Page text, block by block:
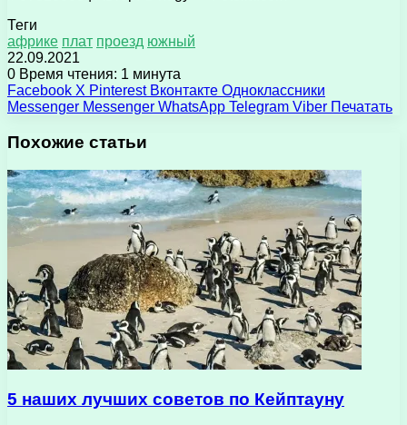
Теги
африке плат проезд южный
22.09.2021
0 Время чтения: 1 минута
Facebook X Pinterest Вконтакте Одноклассники
Messenger Messenger WhatsApp Telegram Viber Печатать
Похожие статьи
5 наших лучших советов по Кейптауну